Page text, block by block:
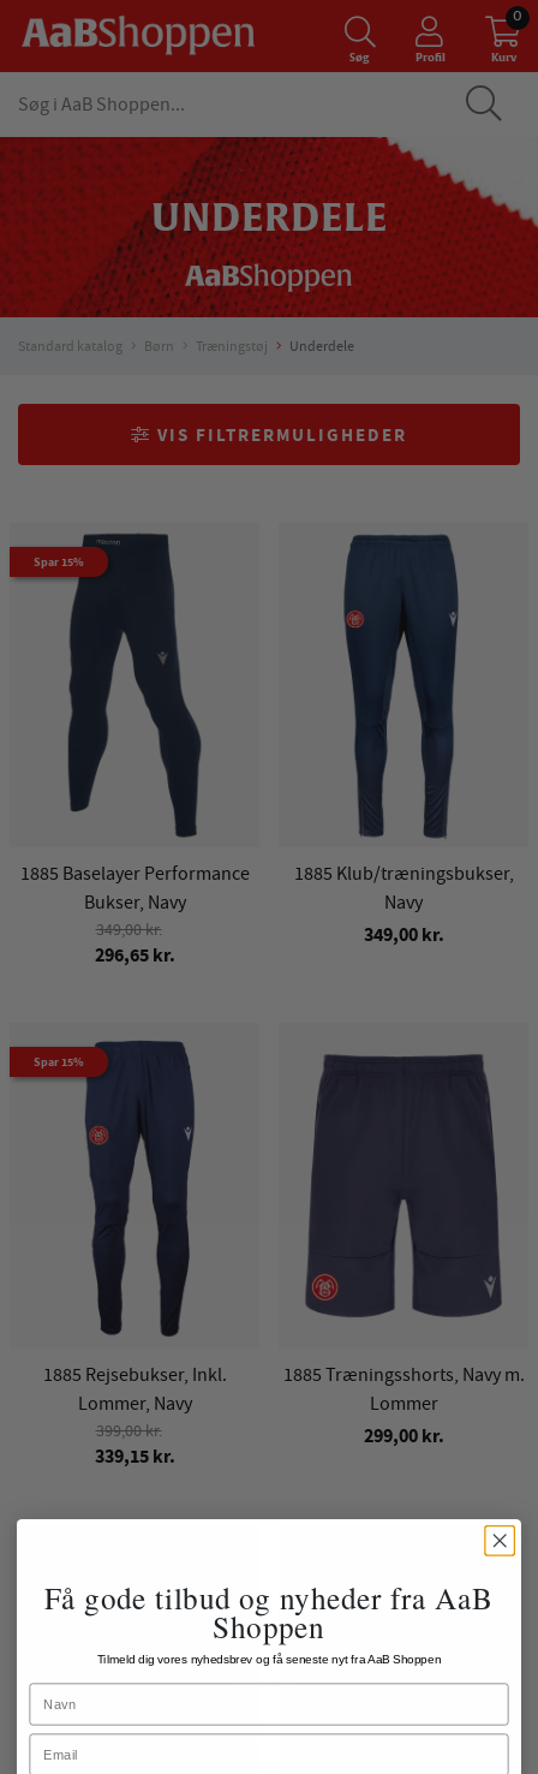
Søg Profil Kurv
0
UNDERDELE
Standard katalog Børn Træningstøj Underdele
VIS FILTRERMULIGHEDER
Spar 15%
1885 Baselayer Performance
Bukser, Navy
349,00 kr.
296,65 kr.
1885 Klub/træningsbukser,
Navy
349,00 kr.
Spar 15%
1885 Rejsebukser, Inkl.
Lommer, Navy
399,00 kr.
339,15 kr.
1885 Træningsshorts, Navy m.
Lommer
299,00 kr.
Få gode tilbud og nyheder fra AaB
Shoppen
Tilmeld dig vores nyhedsbrev og få seneste nyt fra AaB Shoppen
Name
Email